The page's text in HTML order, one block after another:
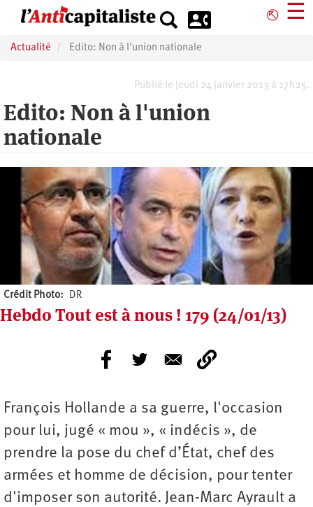
principal
⎋ ☰
Actualité Edito: Non à l'union nationale
Publié le Jeudi 24 janvier 2013 à 17h25.
Edito: Non à l'union
nationale
Crédit Photo DR
Hebdo Tout est à nous ! 179 (24/01/13)
François Hollande a sa guerre, l'occasion
pour lui, jugé « mou », « indécis », de
prendre la pose du chef d’État, chef des
armées et homme de décision, pour tenter
d'imposer son autorité. Jean-Marc Ayrault a